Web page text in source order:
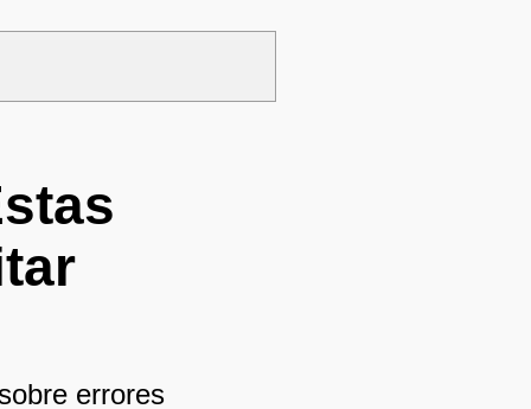
errores